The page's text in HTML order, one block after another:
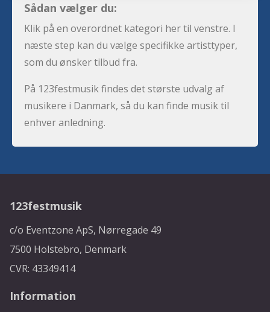
Sådan vælger du:
Klik på en overordnet kategori her til venstre. I
næste step kan du vælge specifikke artisttyper,
som du ønsker tilbud fra.
På 123festmusik findes det største udvalg af
musikere i Danmark, så du kan finde musik til
enhver anledning.
123festmusik
c/o Eventzone ApS, Nørregade 49
7500 Holstebro, Denmark
CVR: 43349414
Information